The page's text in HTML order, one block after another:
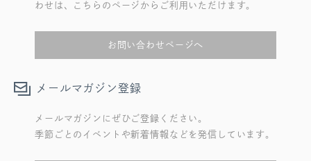
わせは、こちらのページからご利用いただけます。
お問い合わせページへ
メールマガジン登録
メールマガジンにぜひご登録ください。
季節ごとのイベントや新着情報などを発信しています。